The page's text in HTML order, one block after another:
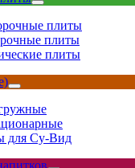
плиты
плиты
плиты
для Су-Вид